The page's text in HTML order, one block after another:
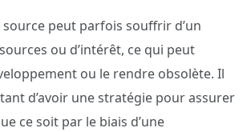
peut parfois souffrir d’un
ou d’intérêt, ce qui peut
ou le rendre obsolète. Il
d’avoir une stratégie pour assurer
ce soit par le biais d’une